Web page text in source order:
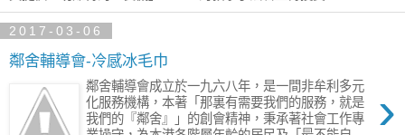
2017-03-06
鄰舍輔導會-冷感冰毛巾
›
鄰舍輔導會成立於一九六八年，是一間非牟利多元
化服務機構，本著「那裏有需要我們的服務，就是
我們的『鄰舍』」的創會精神，秉承著社會工作專